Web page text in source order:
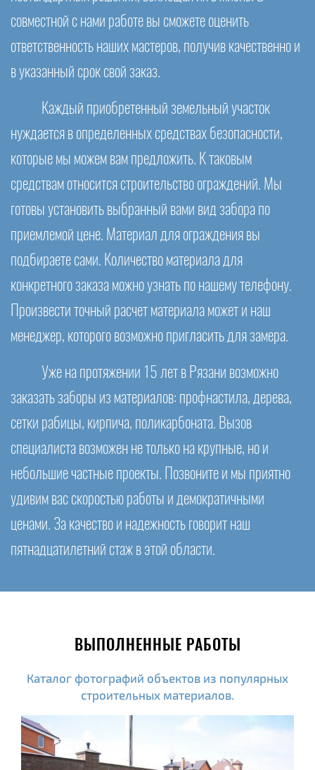
совместной с нами работе вы сможете оценить
ответственность наших мастеров, получив качественно и
в указанный срок свой заказ.
Каждый приобретенный земельный участок
нуждается в определенных средствах безопасности,
которые мы можем вам предложить. К таковым
средствам относится строительство ограждений. Мы
готовы установить выбранный вами вид забора по
приемлемой цене. Материал для ограждения вы
подбираете сами. Количество материала для
конкретного заказа можно узнать по нашему телефону.
Произвести точный расчет материала может и наш
менеджер, которого возможно пригласить для замера.
Уже на протяжении 15 лет в Рязани возможно
заказать заборы из материалов: профнастила, дерева,
сетки рабицы, кирпича, поликарбоната. Вызов
специалиста возможен не только на крупные, но и
небольшие частные проекты. Позвоните и мы приятно
удивим вас скоростью работы и демократичными
ценами. За качество и надежность говорит наш
пятнадцатилетний стаж в этой области.
ВЫПОЛНЕННЫЕ РАБОТЫ
Каталог фотографий объектов из популярных
строительных материалов.